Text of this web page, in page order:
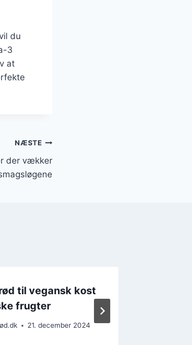
du
3
at
NÆSTE
der vækker
til vegansk kost
frugter
21. december 2024